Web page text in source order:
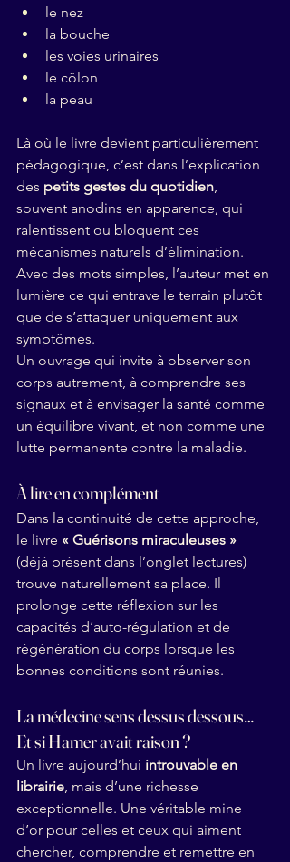
le nez
la bouche
les voies urinaires
le côlon
la peau
Là où le livre devient particulièrement
pédagogique, c’est dans l’explication
des petits gestes du quotidien,
souvent anodins en apparence, qui
ralentissent ou bloquent ces
mécanismes naturels d’élimination.
Avec des mots simples, l’auteur met en
lumière ce qui entrave le terrain plutôt
que de s’attaquer uniquement aux
symptômes.
Un ouvrage qui invite à observer son
corps autrement, à comprendre ses
signaux et à envisager la santé comme
un équilibre vivant, et non comme une
lutte permanente contre la maladie.
À lire en complément
Dans la continuité de cette approche,
le livre « Guérisons miraculeuses »
(déjà présent dans l’onglet lectures)
trouve naturellement sa place. Il
prolonge cette réflexion sur les
capacités d’auto-régulation et de
régénération du corps lorsque les
bonnes conditions sont réunies.
La médecine sens dessus dessous…
Et si Hamer avait raison ?
Un livre aujourd’hui introuvable en
librairie, mais d’une richesse
exceptionnelle. Une véritable mine
d’or pour celles et ceux qui aiment
chercher, comprendre et remettre en